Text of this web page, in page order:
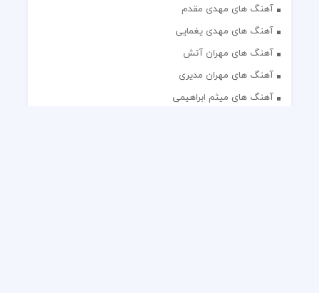
آهنگ های مهدی مقدم
آهنگ های مهدی یغمایی
آهنگ های مهران آتش
آهنگ های مهران مدیری
آهنگ های میثم ابراهیمی